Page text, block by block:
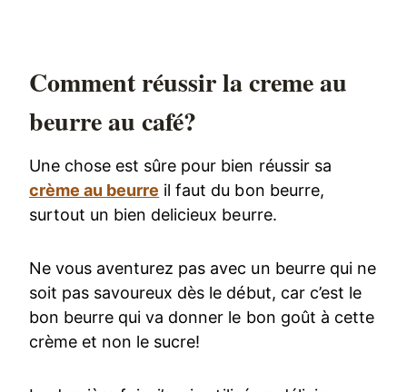
Comment réussir la creme au
beurre au café?
Une chose est sûre pour bien réussir sa
crème au beurre il faut du bon beurre,
surtout un bien delicieux beurre.
Ne vous aventurez pas avec un beurre qui ne
soit pas savoureux dès le début, car c’est le
bon beurre qui va donner le bon goût à cette
crème et non le sucre!